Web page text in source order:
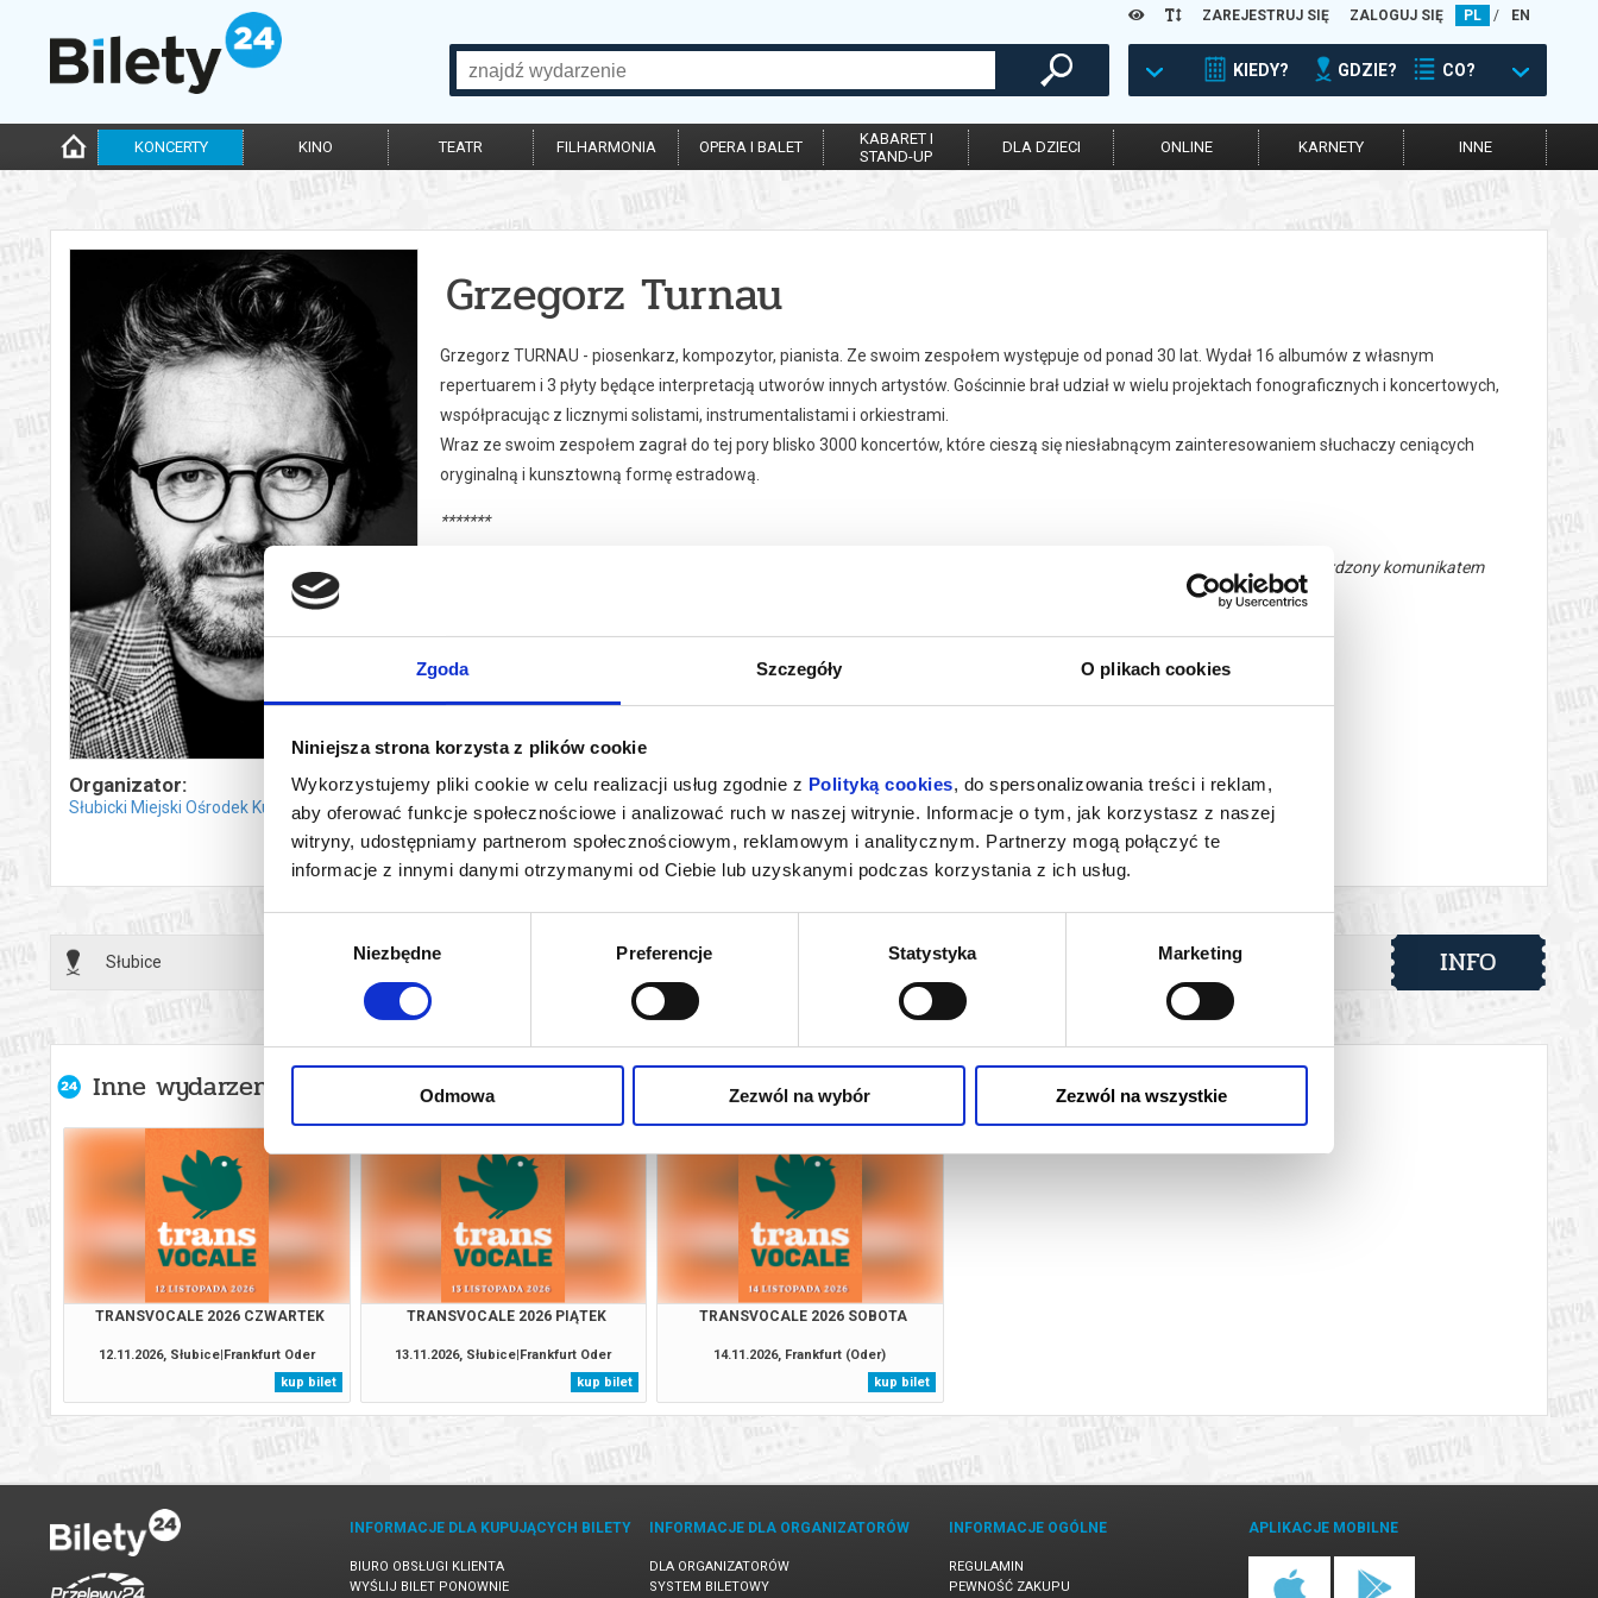
Zgoda Szczegóły O plikach cookies
Niniejsza strona korzysta z plików cookie
Wykorzystujemy pliki cookie w celu realizacji usług zgodnie z Polityką cookies, do spersonalizowania treści i reklam,
aby oferować funkcje społecznościowe i analizować ruch w naszej witrynie. Informacje o tym, jak korzystasz z naszej
witryny, udostępniamy partnerom społecznościowym, reklamowym i analitycznym. Partnerzy mogą połączyć te
informacje z innymi danymi otrzymanymi od Ciebie lub uzyskanymi podczas korzystania z ich usług.
Niezbędne Preferencje Statystyka Marketing
Odmowa Zezwól na wybór Zezwól na wszystkie
ZAREJESTRUJ SIĘ ZALOGUJ SIĘ PL / EN
KIEDY? GDZIE? CO?
KONCERTY KINO TEATR FILHARMONIA OPERA I BALET
KABARET I
STAND-UP
DLA DZIECI ONLINE KARNETY INNE
Organizator:
Słubicki Miejski Ośrodek Kultury
Grzegorz Turnau
Grzegorz TURNAU - piosenkarz, kompozytor, pianista. Ze swoim zespołem występuje od ponad 30 lat. Wydał 16 albumów z własnym
repertuarem i 3 płyty będące interpretacją utworów innych artystów. Gościnnie brał udział w wielu projektach fonograficznych i koncertowych,
współpracując z licznymi solistami, instrumentalistami i orkiestrami.
Wraz ze swoim zespołem zagrał do tej pory blisko 3000 koncertów, które cieszą się niesłabnącym zainteresowaniem słuchaczy ceniących
oryginalną i kunsztowną formę estradową.
*******
Bezpieczne zakupy w Bilety24. W przypadku odwołania wydarzenia, gwarantujemy automatyczny zwrot środków potwierdzony komunikatem
Słubice 10.10.2023 , g. 18:00(wtorek) Aula Collegium Polonicum INFO
Inne wydarzenia organizatora
TRANSVOCALE 2026 CZWARTEK
12.11.2026, Słubice|Frankfurt Oder
kup bilet
TRANSVOCALE 2026 PIĄTEK
13.11.2026, Słubice|Frankfurt Oder
kup bilet
TRANSVOCALE 2026 SOBOTA
14.11.2026, Frankfurt (Oder)
kup bilet
INFORMACJE DLA KUPUJĄCYCH BILETY
BIURO OBSŁUGI KLIENTA
WYŚLIJ BILET PONOWNIE
INFORMACJE DLA ORGANIZATORÓW
DLA ORGANIZATORÓW
SYSTEM BILETOWY
INFORMACJE OGÓLNE
REGULAMIN
PEWNOŚĆ ZAKUPU
APLIKACJE MOBILNE